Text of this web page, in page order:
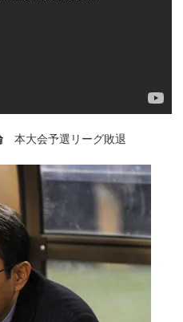
輪本大会予選リーグ敗退